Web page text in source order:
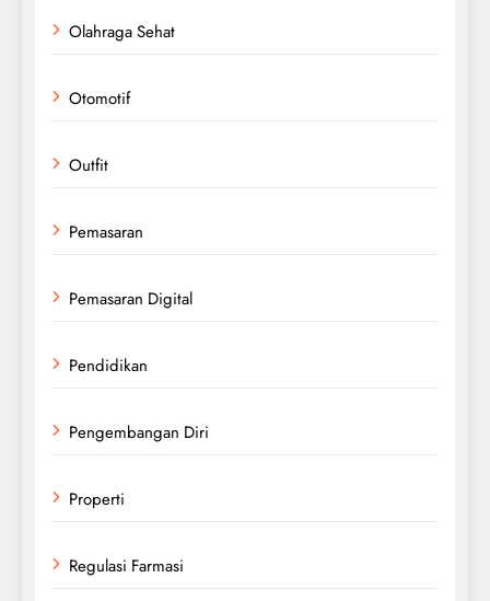
Olahraga Sehat
Otomotif
Outfit
Pemasaran
Pemasaran Digital
Pendidikan
Pengembangan Diri
Properti
Regulasi Farmasi